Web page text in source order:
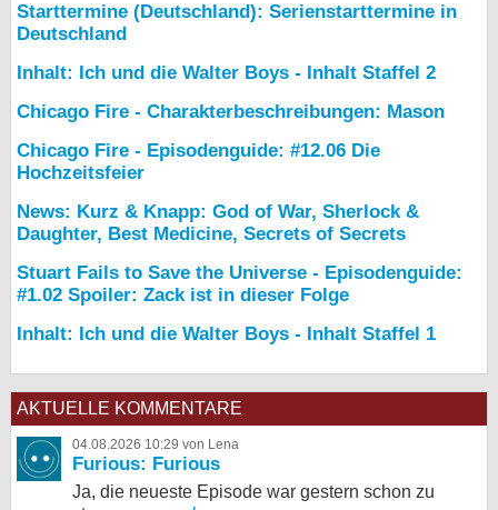
Starttermine (Deutschland): Serienstarttermine in
Deutschland
Inhalt: Ich und die Walter Boys - Inhalt Staffel 2
Chicago Fire - Charakterbeschreibungen: Mason
Chicago Fire - Episodenguide: #12.06 Die
Hochzeitsfeier
News: Kurz & Knapp: God of War, Sherlock &
Daughter, Best Medicine, Secrets of Secrets
Stuart Fails to Save the Universe - Episodenguide:
#1.02 Spoiler: Zack ist in dieser Folge
Inhalt: Ich und die Walter Boys - Inhalt Staffel 1
AKTUELLE KOMMENTARE
04.08.2026 10:29 von Lena
Furious: Furious
Ja, die neueste Episode war gestern schon zu